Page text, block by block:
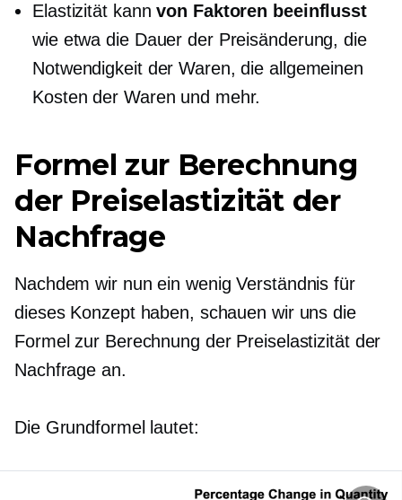
Elastizität kannvon Faktoren beeinflusst
wie etwa die Dauer der Preisänderung, die
Notwendigkeit der Waren, die allgemeinen
Kosten der Waren und mehr.
Formel zur Berechnung
der Preiselastizität der
Nachfrage
Nachdem wir nun ein wenig Verständnis für
dieses Konzept haben, schauen wir uns die
Formel zur Berechnung der Preiselastizität der
Nachfrage an.
Die Grundformel lautet: